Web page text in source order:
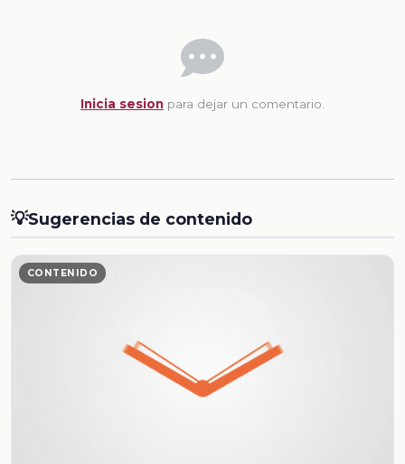
Inicia sesion para dejar un comentario.
💡Sugerencias de contenido
CONTENIDO